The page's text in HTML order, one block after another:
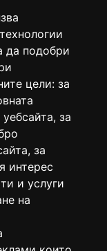
да подобри
цели: за
, за
, за
интерес
и услуги
на